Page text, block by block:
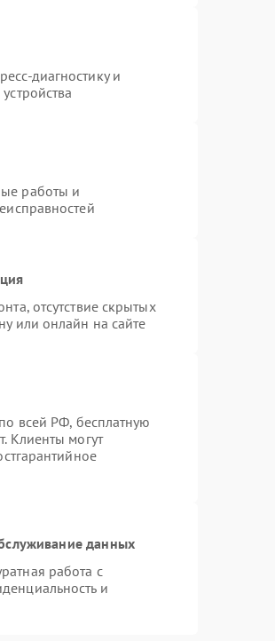
диагностику и
работы и
отсутствие скрытых
или онлайн на сайте
всей РФ, бесплатную
Клиенты могут
данных
работа с
и